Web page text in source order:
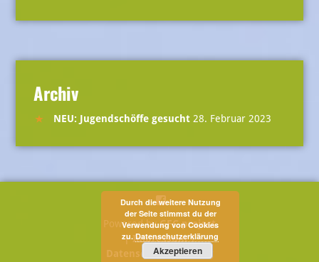
Archiv
NEU: Jugendschöffe gesucht 28. Februar 2023
Menüeintrag
Powered byGFC project
| Impressum |
Datenschutzerklärung
Durch die weitere Nutzung
der Seite stimmst du der
Verwendung von Cookies
zu.Datenschutzerklärung
Akzeptieren